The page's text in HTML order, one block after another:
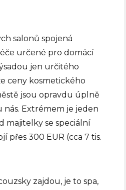
salonů spojená
určené pro domácí
jen určitého
ceny kosmetického
jsou opravdu úplně
nás. Extrémem je jeden
majitelky se speciální
přes 300 EUR (cca 7 tis.
zajdou, je to spa,